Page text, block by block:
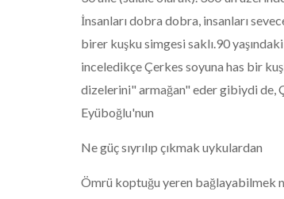
İnsanları dobra dobra, insanları
birer kuşku simgesi saklı.90
inceledikçe Çerkes soyuna has bir
dizelerini" armağan" eder gibiydi de,
Eyüboğlu'nun
Ne güç sıyrılıp çıkmak uykulardan
Ömrü koptuğu yeren bağlayabilmek